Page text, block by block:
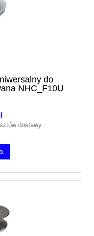
do
NHC_F10U
dostawy